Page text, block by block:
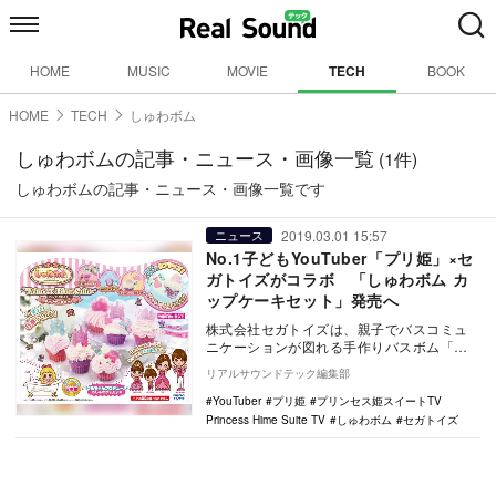
HOME MUSIC MOVIE TECH BOOK
HOME TECH しゅわボム
しゅわボムの記事・ニュース・画像一覧 (1件)
しゅわボムの記事・ニュース・画像一覧です
ニュース 2019.03.01 15:57
No.1子どもYouTuber「プリ姫」×セ
ガトイズがコラボ 「しゅわボム カ
ップケーキセット」発売へ
株式会社セガトイズは、親子でバスコミュ
ニケーションが図れる手作りバスボム「し
ゅわボム」から、大人気YouTuber「プリン
セス姫…
リアルサウンドテック編集部
YouTuber
プリ姫
プリンセス姫スイートTV
Princess Hime Suite TV
しゅわボム セガトイズ